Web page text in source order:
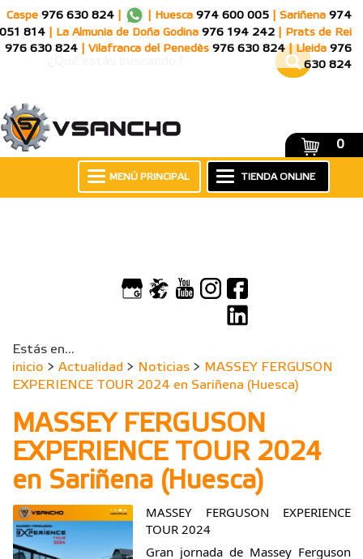
Caspe 976 630 824 Huesca 974 600 005 Sariñena 974
051 814
La Almunia de Doña Godina 976 194 242
Prats de Rei
976 630 824
Vilafranca del Penedès 976 630 824 Lleida 976
630 824
0
TIENDA ONLINE
MENÚ PRINCIPAL
Estás en...
inicio > Actualidad > Noticias > MASSEY FERGUSON
EXPERIENCE TOUR 2024 en Sariñena (Huesca)
MASSEY FERGUSON
EXPERIENCE TOUR 2024
en Sariñena (Huesca)
MASSEY FERGUSON EXPERIENCE
TOUR 2024
Gran jornada de Massey Ferguson